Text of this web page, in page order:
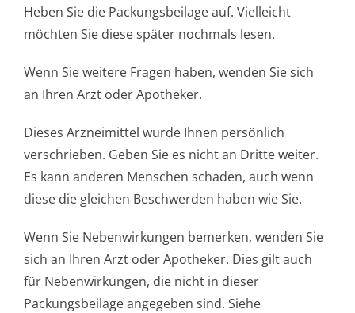
Heben Sie die Packungsbeilage auf. Vielleicht
möchten Sie diese später nochmals lesen.
Wenn Sie weitere Fragen haben, wenden Sie sich
an Ihren Arzt oder Apotheker.
Dieses Arzneimittel wurde Ihnen persönlich
verschrieben. Geben Sie es nicht an Dritte weiter.
Es kann anderen Menschen schaden, auch wenn
diese die gleichen Beschwerden haben wie Sie.
Wenn Sie Nebenwirkungen bemerken, wenden Sie
sich an Ihren Arzt oder Apotheker. Dies gilt auch
für Nebenwirkungen, die nicht in dieser
Packungsbeilage angegeben sind. Siehe